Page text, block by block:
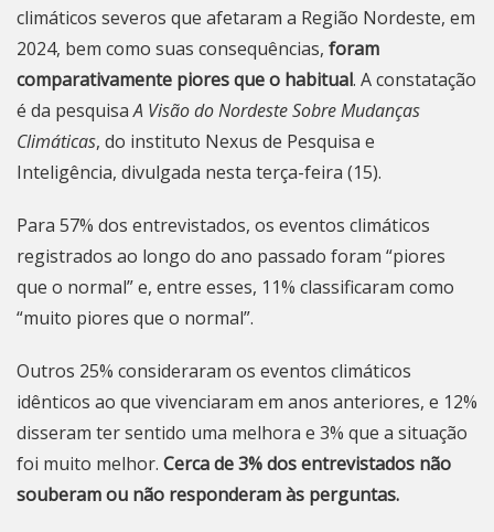
climáticos severos que afetaram a Região Nordeste, em
2024, bem como suas consequências, foram
comparativamente piores que o habitual. A constatação
é da pesquisaA Visão do Nordeste Sobre Mudanças
Climáticas, do instituto Nexus de Pesquisa e
Inteligência, divulgada nesta terça-feira (15).
Para 57% dos entrevistados, os eventos climáticos
registrados ao longo do ano passado foram “piores
que o normal” e, entre esses, 11% classificaram como
“muito piores que o normal”.
Outros 25% consideraram os eventos climáticos
idênticos ao que vivenciaram em anos anteriores, e 12%
disseram ter sentido uma melhora e 3% que a situação
foi muito melhor. Cerca de 3% dos entrevistados não
souberam ou não responderam às perguntas.